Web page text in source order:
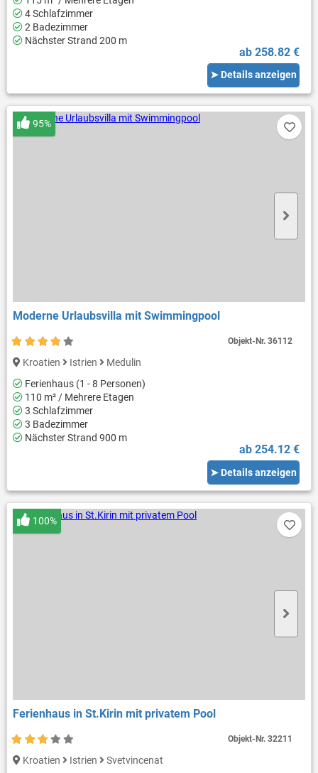
4 Schlafzimmer
2 Badezimmer
Nächster Strand 200 m
ab 258.82 €
➤ Details anzeigen
Moderne Urlaubsvilla mit Swimmingpool
95%
Kroatien Istrien
Medulin
Ferienhaus (1 - 8 Personen)
110 m² / Mehrere Etagen
3 Schlafzimmer
3 Badezimmer
Nächster Strand 900 m
ab 254.12 €
➤ Details anzeigen
Objekt-Nr.36112
Ferienhaus in St.Kirin mit privatem Pool
100%
Kroatien Istrien
Svetvincenat
Objekt-Nr.32211